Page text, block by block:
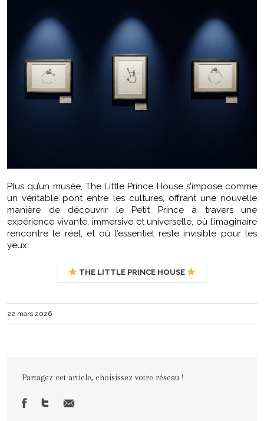
Plus qu’un musée, The Little Prince House s’impose comme
un véritable pont entre les cultures, offrant une nouvelle
manière de découvrir le Petit Prince à travers une
expérience vivante, immersive et universelle, où l’imaginaire
rencontre le réel, et où l’essentiel reste invisible pour les
yeux.
THE LITTLE PRINCE HOUSE
22 mars 2026
Partagez cet article, choisissez votre réseau !